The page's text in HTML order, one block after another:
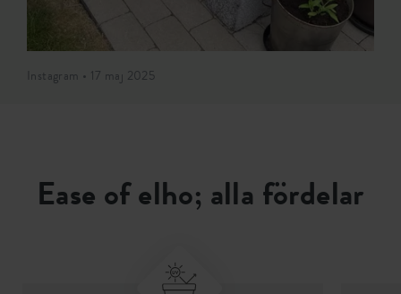
Instagram • 17 maj 2025
Ease of elho; alla fördelar